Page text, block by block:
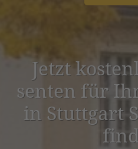
Jetzt
senten für
in Stuttgart